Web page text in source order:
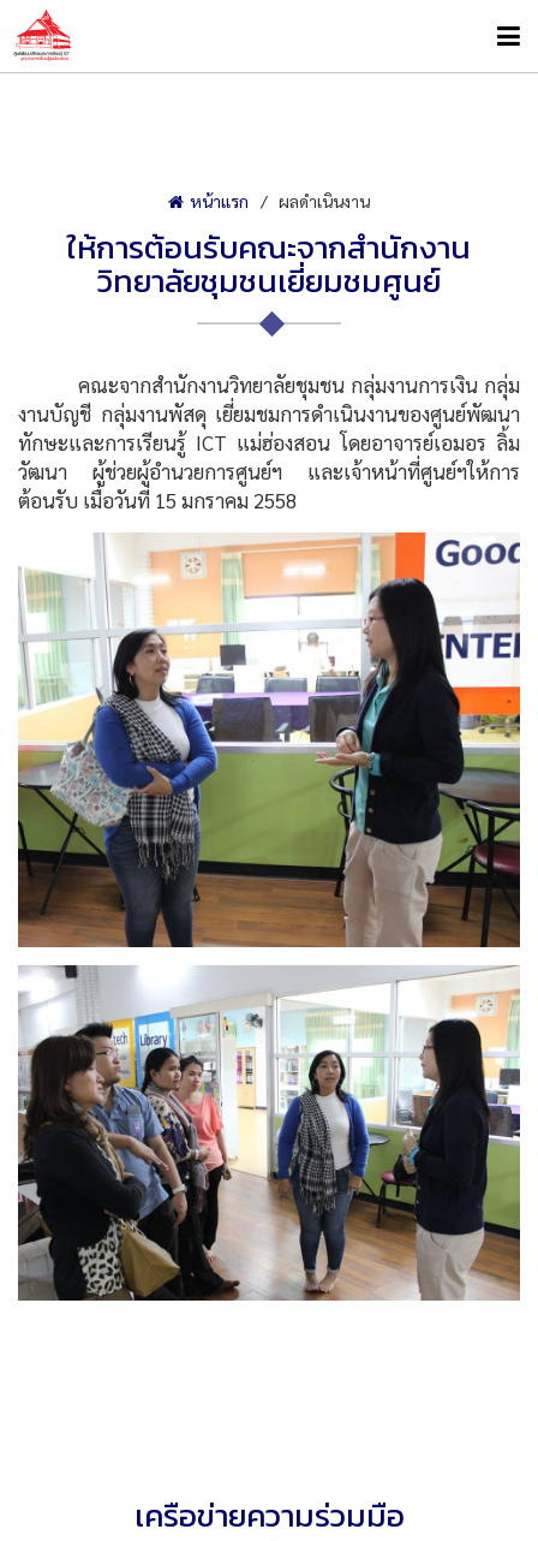
หน้าแรก ผลดำเนินงาน
ให้การต้อนรับคณะจากสำนักงาน
วิทยาลัยชุมชนเยี่ยมชมศูนย์
คณะจากสำนักงานวิทยาลัยชุมชน กลุ่มงานการเงิน กลุ่ม
งานบัญชี กลุ่มงานพัสดุ เยี่ยมชมการดำเนินงานของศูนย์พัฒนา
ทักษะและการเรียนรู้ ICT แม่ฮ่องสอน โดยอาจารย์เอมอร ลิ้ม
วัฒนา ผู้ช่วยผู้อำนวยการศูนย์ฯ และเจ้าหน้าที่ศูนย์ฯให้การ
ต้อนรับ เมื่อวันที่ 15 มกราคม 2558
เครือข่ายความร่วมมือ